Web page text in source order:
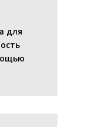
для